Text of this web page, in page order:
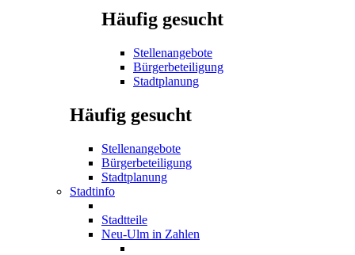
Häufig gesucht
Stellenangebote
Bürgerbeteiligung
Stadtplanung
Häufig gesucht
Stellenangebote
Bürgerbeteiligung
Stadtplanung
Stadtinfo
Stadtteile
Neu-Ulm in Zahlen